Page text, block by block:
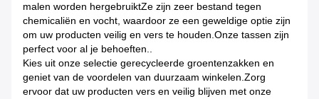
malen worden hergebruiktZe zijn zeer bestand tegen
chemicaliën en vocht, waardoor ze een geweldige optie zijn
om uw producten veilig en vers te houden.Onze tassen zijn
perfect voor al je behoeften..
Kies uit onze selectie gerecycleerde groentenzakken en
geniet van de voordelen van duurzaam winkelen.Zorg
ervoor dat uw producten vers en veilig blijven met onze